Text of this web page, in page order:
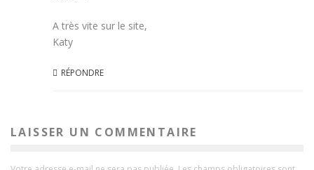
A très vite sur le site,
Katy
RÉPONDRE
LAISSER UN COMMENTAIRE